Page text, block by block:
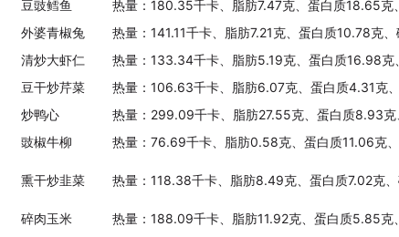
豆豉鳕鱼
热量：180.35千卡、脂肪7.47克、蛋白质18.65克
外婆青椒兔
热量：141.11千卡、脂肪7.21克、蛋白质10.78克
清炒大虾仁
热量：133.34千卡、脂肪5.19克、蛋白质16.98
豆干炒芹菜
热量：106.63千卡、脂肪6.07克、蛋白质4.31克
炒鸭心
热量：299.09千卡、脂肪27.55克、蛋白质8.93
豉椒牛柳
热量：76.69千卡、脂肪0.58克、蛋白质11.06克
熏干炒韭菜 热量：118.38千卡、脂肪8.49克、蛋白质7.02克
碎肉玉米
热量：188.09千卡、脂肪11.92克、蛋白质5.85克